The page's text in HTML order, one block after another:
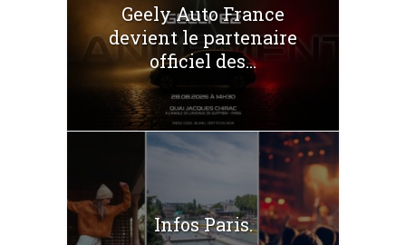
Geely Auto France
devient le partenaire
officiel des...
Infos Paris.